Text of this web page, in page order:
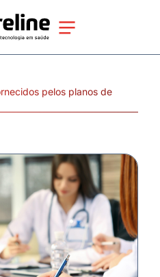
pelos planos de